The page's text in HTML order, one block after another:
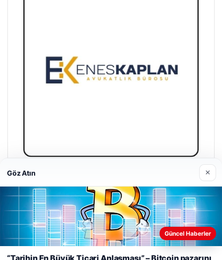
Enes Kaplan Avukatlık Bürosu
28/04/2026
Web sitemizi nasıl kullandığınızı daha iyi anlayabilmek,
Göz Atın ×
Güncel Haberler
“Tarihin En Büyük Ticari Anlaşması” – Bitcoin pazarını